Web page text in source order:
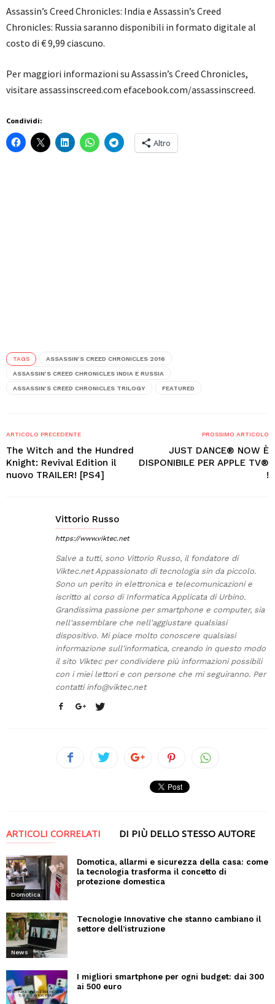
Assassin’s Creed Chronicles: India e Assassin’s Creed
Chronicles: Russia saranno disponibili in formato digitale al
costo di € 9,99 ciascuno.
Per maggiori informazioni su Assassin’s Creed Chronicles,
visitare assassinscreed.com efacebook.com/assassinscreed.
Condividi:
Altro
TAGS ASSASSIN’S CREED CHRONICLES 2016
ASSASSIN’S CREED CHRONICLES INDIA E RUSSIA
ASSASSIN’S CREED CHRONICLES TRILOGY FEATURED
ARTICOLO PRECEDENTE
The Witch and the Hundred
Knight: Revival Edition il
nuovo TRAILER! [PS4]
PROSSIMO ARTICOLO
JUST DANCE® NOW È
DISPONIBILE PER APPLE TV®
!
Vittorio Russo
https://www.viktec.net
Salve a tutti, sono Vittorio Russo, il fondatore di
Viktec.net Appassionato di tecnologia sin da piccolo.
Sono un perito in elettronica e telecomunicazioni e
iscritto al corso di Informatica Applicata di Urbino.
Grandissima passione per smartphone e computer, sia
nell'assemblare che nell'aggiustare qualsiasi
dispositivo. Mi piace molto conoscere qualsiasi
informazione sull'informatica, creando in questo modo
il sito Viktec per condividere più informazioni possibili
con i miei lettori e con persone che mi seguiranno. Per
contatti info@viktec.net
ARTICOLI CORRELATI DI PIÙ DELLO STESSO AUTORE
Domotica
Domotica, allarmi e sicurezza della casa: come
la tecnologia trasforma il concetto di
protezione domestica
News
Tecnologie Innovative che stanno cambiano il
settore dell’istruzione
I migliori smartphone per ogni budget: dai 300
ai 500 euro